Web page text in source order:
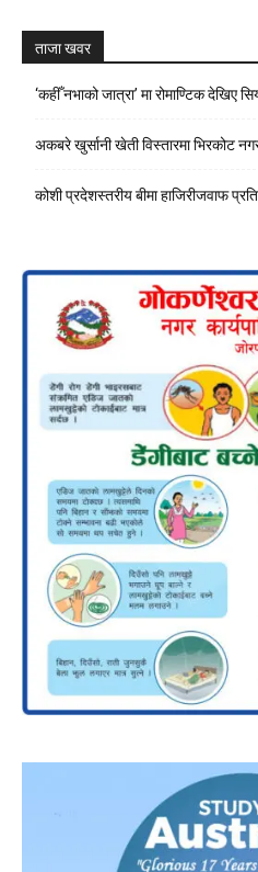
ताजा खवर
‘कहीँ नभाको जात्रा’ मा रोमाण्टिक देखिए
अकबरे खुर्सानी खेती विस्तारमा भिरकोट
कोशी प्रदेशस्तरीय बीमा हाजिरीजवाफ